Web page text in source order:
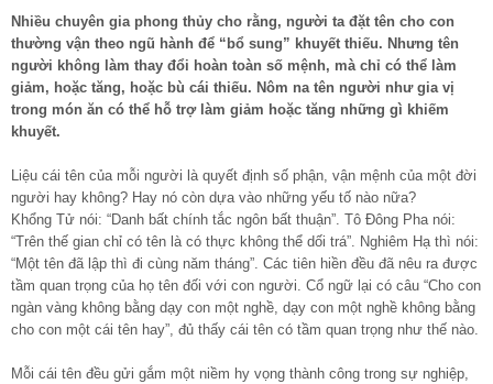
Nhiều chuyên gia phong thủy cho rằng, người ta đặt tên cho con
thường vận theo ngũ hành để “bổ sung” khuyết thiếu. Nhưng tên
người không làm thay đổi hoàn toàn số mệnh, mà chỉ có thể làm
giảm, hoặc tăng, hoặc bù cái thiếu. Nôm na tên người như gia vị
trong món ăn có thể hỗ trợ làm giảm hoặc tăng những gì khiếm
khuyết.
Liệu cái tên của mỗi người là quyết định số phận, vận mệnh của một đời
người hay không? Hay nó còn dựa vào những yếu tố nào nữa?
Khổng Tử nói: “Danh bất chính tắc ngôn bất thuận”. Tô Đông Pha nói:
“Trên thế gian chỉ có tên là có thực không thể dối trá”. Nghiêm Hạ thì nói:
“Một tên đã lập thì đi cùng năm tháng”. Các tiên hiền đều đã nêu ra được
tầm quan trọng của họ tên đối với con người. Cổ ngữ lại có câu “Cho con
ngàn vàng không bằng dạy con một nghề, dạy con một nghề không bằng
cho con một cái tên hay”, đủ thấy cái tên có tầm quan trọng như thế nào.
Mỗi cái tên đều gửi gắm một niềm hy vọng thành công trong sự nghiệp,